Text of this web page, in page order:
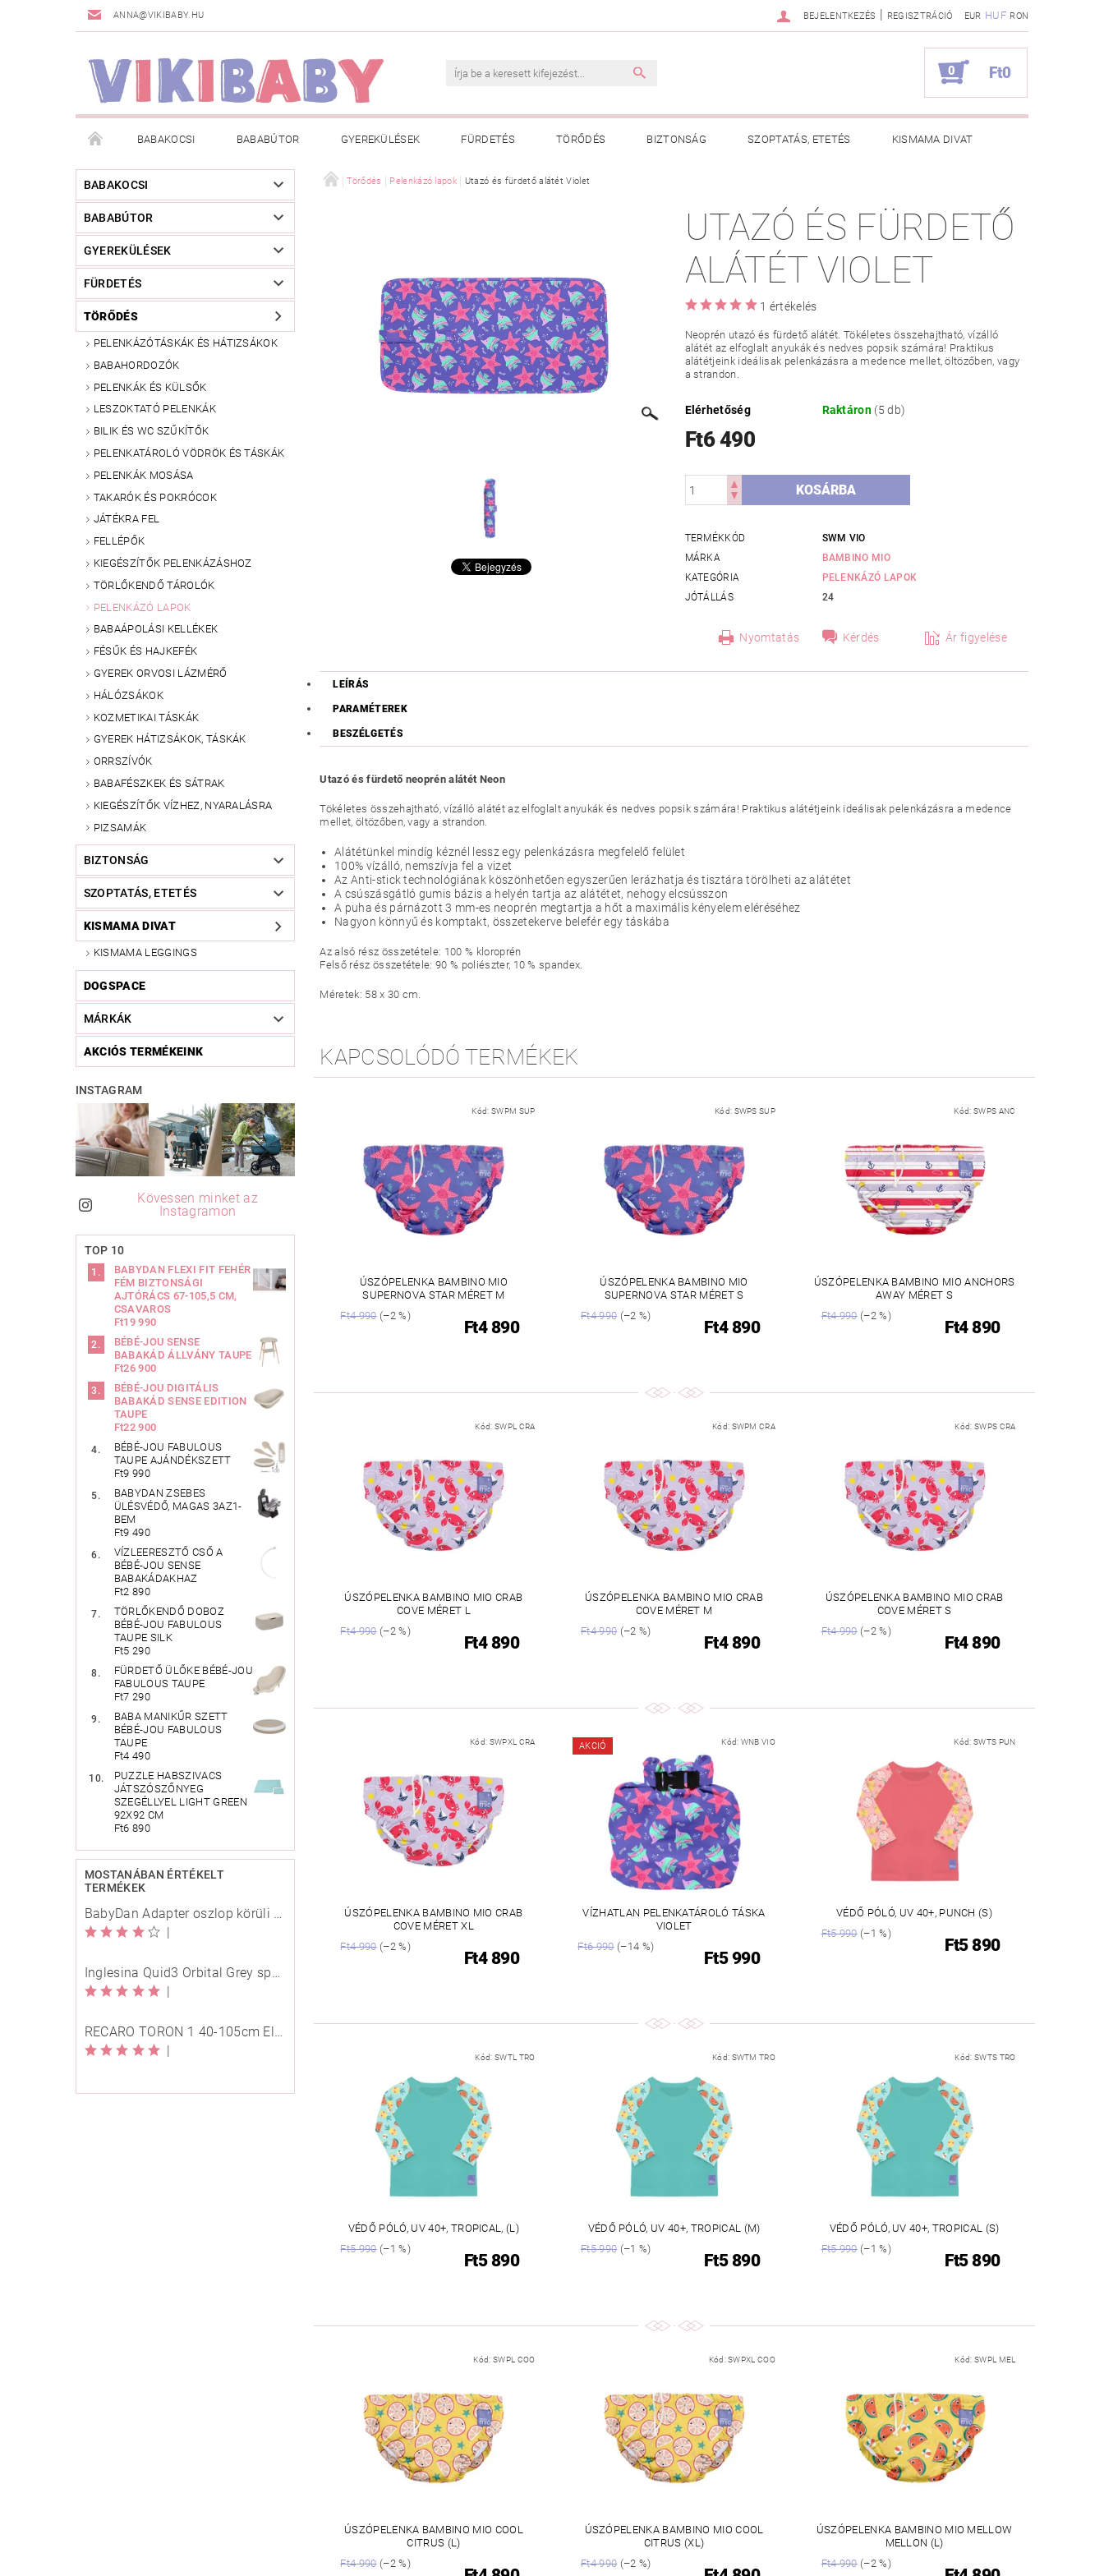
ANNA@VIKIBABY.HU EUR HUF RON
BEJELENTKEZÉS | REGISZTRÁCIÓ
0 Ft0
BABAKOCSI BABABÚTOR GYEREKÜLÉSEK FÜRDETÉS TÖRŐDÉS BIZTONSÁG SZOPTATÁS, ETETÉS KISMAMA DIVAT
DOGSPACE AKCIÓS TERMÉKEINK VÁSÁRLÁSI FELTÉTELEK ADATKEZELÉSI TÁJÉKOZTATÓ
TÖRZSVÁSÁRLÓI PROGRAM RÓLUNK HASZNOS TANÁCSOK RENDELÉSEM
BABAKOCSI
BABABÚTOR
GYEREKÜLÉSEK
FÜRDETÉS
TÖRŐDÉS
PELENKÁZÓTÁSKÁK ÉS HÁTIZSÁKOK
BABAHORDOZÓK
PELENKÁK ÉS KÜLSŐK
LESZOKTATÓ PELENKÁK
BILIK ÉS WC SZŰKÍTŐK
PELENKATÁROLÓ VÖDRÖK ÉS TÁSKÁK
PELENKÁK MOSÁSA
TAKARÓK ÉS POKRÓCOK
JÁTÉKRA FEL
FELLÉPŐK
KIEGÉSZÍTŐK PELENKÁZÁSHOZ
TÖRLŐKENDŐ TÁROLÓK
PELENKÁZÓ LAPOK
BABAÁPOLÁSI KELLÉKEK
FÉSŰK ÉS HAJKEFÉK
GYEREK ORVOSI LÁZMÉRŐ
HÁLÓZSÁKOK
KOZMETIKAI TÁSKÁK
GYEREK HÁTIZSÁKOK, TÁSKÁK
ORRSZÍVÓK
BABAFÉSZKEK ÉS SÁTRAK
KIEGÉSZÍTŐK VÍZHEZ, NYARALÁSRA
PIZSAMÁK
BIZTONSÁG
SZOPTATÁS, ETETÉS
KISMAMA DIVAT
KISMAMA LEGGINGS
DOGSPACE
MÁRKÁK
AKCIÓS TERMÉKEINK
INSTAGRAM
Kövessen minket az
Instagramon
TOP 10
BABYDAN FLEXI FIT FEHÉR
FÉM BIZTONSÁGI
AJTÓRÁCS 67-105,5 CM,
CSAVAROS
Ft19 990
BÉBÉ-JOU SENSE
BABAKÁD ÁLLVÁNY TAUPE
Ft26 900
BÉBÉ-JOU DIGITÁLIS
BABAKÁD SENSE EDITION
TAUPE
Ft22 900
BÉBÉ-JOU FABULOUS
TAUPE AJÁNDÉKSZETT
Ft9 990
BABYDAN ZSEBES
ÜLÉSVÉDŐ, MAGAS 3AZ1-
BEM
Ft9 490
VÍZLEERESZTŐ CSŐ A
BÉBÉ-JOU SENSE
BABAKÁDAKHAZ
Ft2 890
TÖRLŐKENDŐ DOBOZ
BÉBÉ-JOU FABULOUS
TAUPE SILK
Ft5 290
FÜRDETŐ ÜLŐKE BÉBÉ-JOU
FABULOUS TAUPE
Ft7 290
BABA MANIKŰR SZETT
BÉBÉ-JOU FABULOUS
TAUPE
Ft4 490
PUZZLE HABSZIVACS
JÁTSZÓSZŐNYEG
SZEGÉLLYEL LIGHT GREEN
92X92 CM
Ft6 890
MOSTANÁBAN ÉRTÉKELT
TERMÉKEK
BabyDan Adapter oszlop körüli rögzítésre
Inglesina Quid3 Orbital Grey sport babakocsi
RECARO TORON 1 40-105cm Elegant Beige
Törődés Pelenkázó lapok Utazó és fürdető alátét Violet
UTAZÓ ÉS FÜRDETŐ
ALÁTÉT VIOLET
1 értékelés
Neoprén utazó és fürdető alátét. Tökéletes összehajtható, vízálló
alátét az elfoglalt anyukák és nedves popsik számára! Praktikus
alátétjeink ideálisak pelenkázásra a medence mellet, öltözőben, vagy
a strandon.
Elérhetőség Raktáron (5 db)
Ft6 490
TERMÉKKÓD
SWM VIO
MÁRKA
BAMBINO MIO
KATEGÓRIA
PELENKÁZÓ LAPOK
JÓTÁLLÁS
24
Nyomtatás Kérdés Ár figyelése
LEÍRÁS
PARAMÉTEREK
BESZÉLGETÉS
Utazó és fürdető neoprén alátét Neon
Tökéletes összehajtható, vízálló alátét az elfoglalt anyukák és nedves popsik számára! Praktikus alátétjeink ideálisak pelenkázásra a medence
mellet, öltözőben, vagy a strandon.
Alátétünkel mindíg kéznél lessz egy pelenkázásra megfelelő felület
100% vízálló, nemszívja fel a vizet
Az Anti-stick technológiának köszönhetően egyszerűen lerázhatja és tisztára törölheti az alátétet
A csúszásgátló gumis bázis a helyén tartja az alátétet, nehogy elcsússzon
A puha és párnázott 3 mm-es neoprén megtartja a hőt a maximális kényelem eléréséhez
Nagyon könnyű és komptakt, összetekerve belefér egy táskába
Az alsó rész összetétele: 100 % kloroprén
Felső rész összetétele: 90 % poliészter, 10 % spandex.
Méretek: 58 x 30 cm.
KAPCSOLÓDÓ TERMÉKEK
Kód: SWPM SUP
ÚSZÓPELENKA BAMBINO MIO
SUPERNOVA STAR MÉRET M
Ft4 990(–2 %)
Ft4 890
Kód: SWPS SUP
ÚSZÓPELENKA BAMBINO MIO
SUPERNOVA STAR MÉRET S
Ft4 990(–2 %)
Ft4 890
Kód:SWPS ANC
ÚSZÓPELENKA BAMBINO MIO ANCHORS
AWAY MÉRET S
Ft4 990(–2 %)
Ft4 890
Kód: SWPL CRA
ÚSZÓPELENKA BAMBINO MIO CRAB
COVE MÉRET L
Ft4 990(–2 %)
Ft4 890
Kód: SWPM CRA
ÚSZÓPELENKA BAMBINO MIO CRAB
COVE MÉRET M
Ft4 990(–2 %)
Ft4 890
Kód:SWPS CRA
ÚSZÓPELENKA BAMBINO MIO CRAB
COVE MÉRET S
Ft4 990(–2 %)
Ft4 890
Kód: SWPXL CRA
ÚSZÓPELENKA BAMBINO MIO CRAB
COVE MÉRET XL
Ft4 990(–2 %)
Ft4 890
AKCIÓ Kód: WNB VIO
VÍZHATLAN PELENKATÁROLÓ TÁSKA
VIOLET
Ft6 990(–14 %)
Ft5 990
Kód:SWTS PUN
VÉDŐ PÓLÓ, UV 40+, PUNCH (S)
Ft5 990(–1 %)
Ft5 890
Kód: SWTL TRO
VÉDŐ PÓLÓ, UV 40+, TROPICAL, (L)
Ft5 990(–1 %)
Ft5 890
Kód: SWTM TRO
VÉDŐ PÓLÓ, UV 40+, TROPICAL (M)
Ft5 990(–1 %)
Ft5 890
Kód:SWTS TRO
VÉDŐ PÓLÓ, UV 40+, TROPICAL (S)
Ft5 990(–1 %)
Ft5 890
Kód: SWPL COO
ÚSZÓPELENKA BAMBINO MIO COOL
CITRUS (L)
Ft4 990(–2 %)
Kód:SWPXL COO
ÚSZÓPELENKA BAMBINO MIO COOL
CITRUS (XL)
Ft4 990(–2 %)
Kód:SWPL MEL
ÚSZÓPELENKA BAMBINO MIO MELLOW
MELLON (L)
Ft4 990(–2 %)